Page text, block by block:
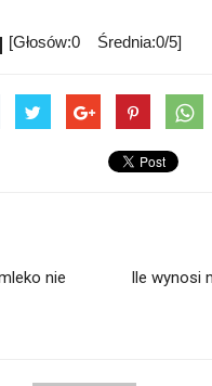
[Głosów:0 Średnia:0/5]
nie
Ile wynosi